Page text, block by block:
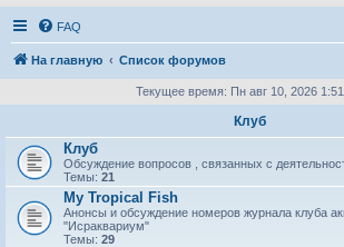
FAQ
На главную Список форумов
Текущее время: Пн авг 10, 2026
Клуб
Клуб
Обсуждение вопросов , связанных с
Темы: 21
My Tropical Fish
Анонсы и обсуждение номеров журнала клуба
"Исраквариум"
Темы: 29